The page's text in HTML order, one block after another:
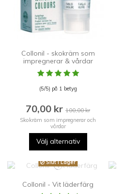
Collonil - skokräm som
impregnerar & vårdar
(5/5) på 1 betyg
70,00 kr 100,00 kr
Skokräm som impregnerar och
vårdar
Välj alternativ
Slut i Lager
Collonil - Vit läderfärg